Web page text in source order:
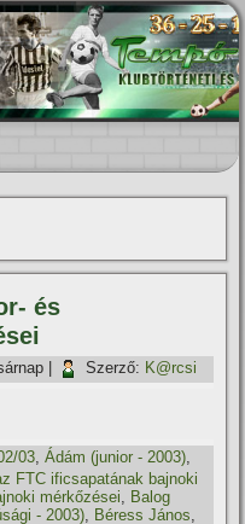
és
Szerző: K@rcsi
03,Ádám (junior - 2003),
FTC ificsapatának bajnoki
mérkőzései, Balog
- 2003), Béress János,